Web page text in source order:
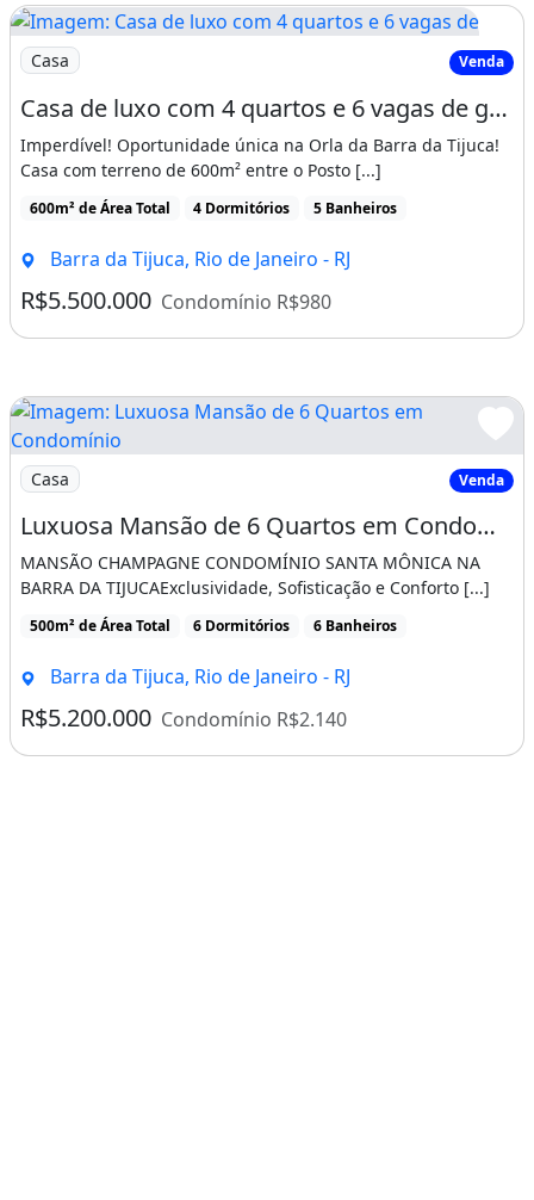
contato: (21)99999-9089 e (21)99414-
2458&lt;/i&gt;&lt;br&gt;&lt;br&gt;&lt;br&gt;In
formações sobre o
condomínio&lt;br&gt;&lt;br&gt;o Interlagos
de Itaúna é um sofisticado condomínio
residencial localizado em área estratégica da
Associação de Moradores, ele conta com
infraestrutura completa garantindo aos
moradores uma excelente qualidade de vida.
de alto padrão e o condomínio oferece aos
moradores uma infraestrutura acima do
padrão do mercado.&lt;br&gt;Esse
residencial tem lindas áreas verdes e uma
localização estratégica, bem próxima a
pontos de interesse importantes, como a
Avenida das Américas, Shoppings, Escolas e
Hospitais.&lt;br&gt;
&lt;br&gt;&lt;br&gt;&lt;br&gt;Chave do
anúncio: 5rIuG4FUQUXlcMUa
Imagem: Casa de luxo com 4 quartos e 6 vagas de
Casa Venda
Casa de luxo com 4 quartos e 6 vagas de garagem na Barra da Tijuca - Rio de Janeiro-RJ!
Imperdível! Oportunidade única na Orla da Barra da Tijuca!
Casa com terreno de 600m² entre o Posto [...]
600m² de Área Total 4 Dormitórios 5 Banheiros
Barra da Tijuca, Rio de Janeiro - RJ
R$5.500.000 Condomínio R$980
Imagem: Luxuosa Mansão de 6 Quartos em Condomínio
Casa Venda
Luxuosa Mansão de 6 Quartos em Condomínio na Barra da Tijuca - Exclusividade e Conforto
MANSÃO CHAMPAGNE CONDOMÍNIO SANTA MÔNICA NA
BARRA DA TIJUCAExclusividade, Sofisticação e Conforto [...]
500m² de Área Total 6 Dormitórios 6 Banheiros
Barra da Tijuca, Rio de Janeiro - RJ
R$5.200.000 Condomínio R$2.140